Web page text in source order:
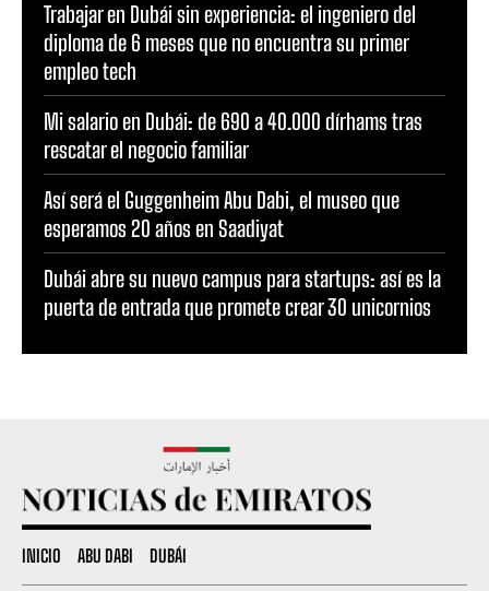
Trabajar en Dubái sin experiencia: el ingeniero del
diploma de 6 meses que no encuentra su primer
empleo tech
Mi salario en Dubái: de 690 a 40.000 dírhams tras
rescatar el negocio familiar
Así será el Guggenheim Abu Dabi, el museo que
esperamos 20 años en Saadiyat
Dubái abre su nuevo campus para startups: así es la
puerta de entrada que promete crear 30 unicornios
INICIO ABU DABI DUBÁI